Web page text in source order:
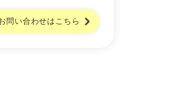
問い合わせはこちら